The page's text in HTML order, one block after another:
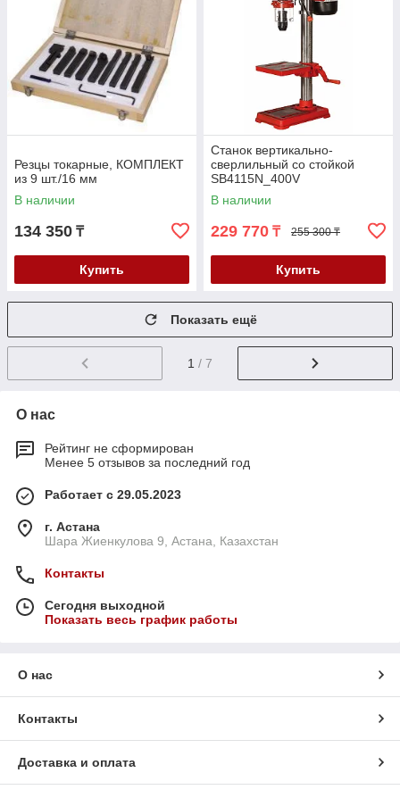
Резцы токарные, КОМПЛЕКТ
из 9 шт./16 мм
В наличии
134 350 ₸
Купить
Станок вертикально-
сверлильный со стойкой
SB4115N_400V
В наличии
229 770 ₸ 255 300 ₸
Купить
Показать ещё
1 / 7
О нас
Рейтинг не сформирован
Менее 5 отзывов за последний год
Работает с 29.05.2023
г. Астана
Шара Жиенкулова 9, Астана, Казахстан
Контакты
Сегодня выходной
Показать весь график работы
О нас
Контакты
Доставка и оплата